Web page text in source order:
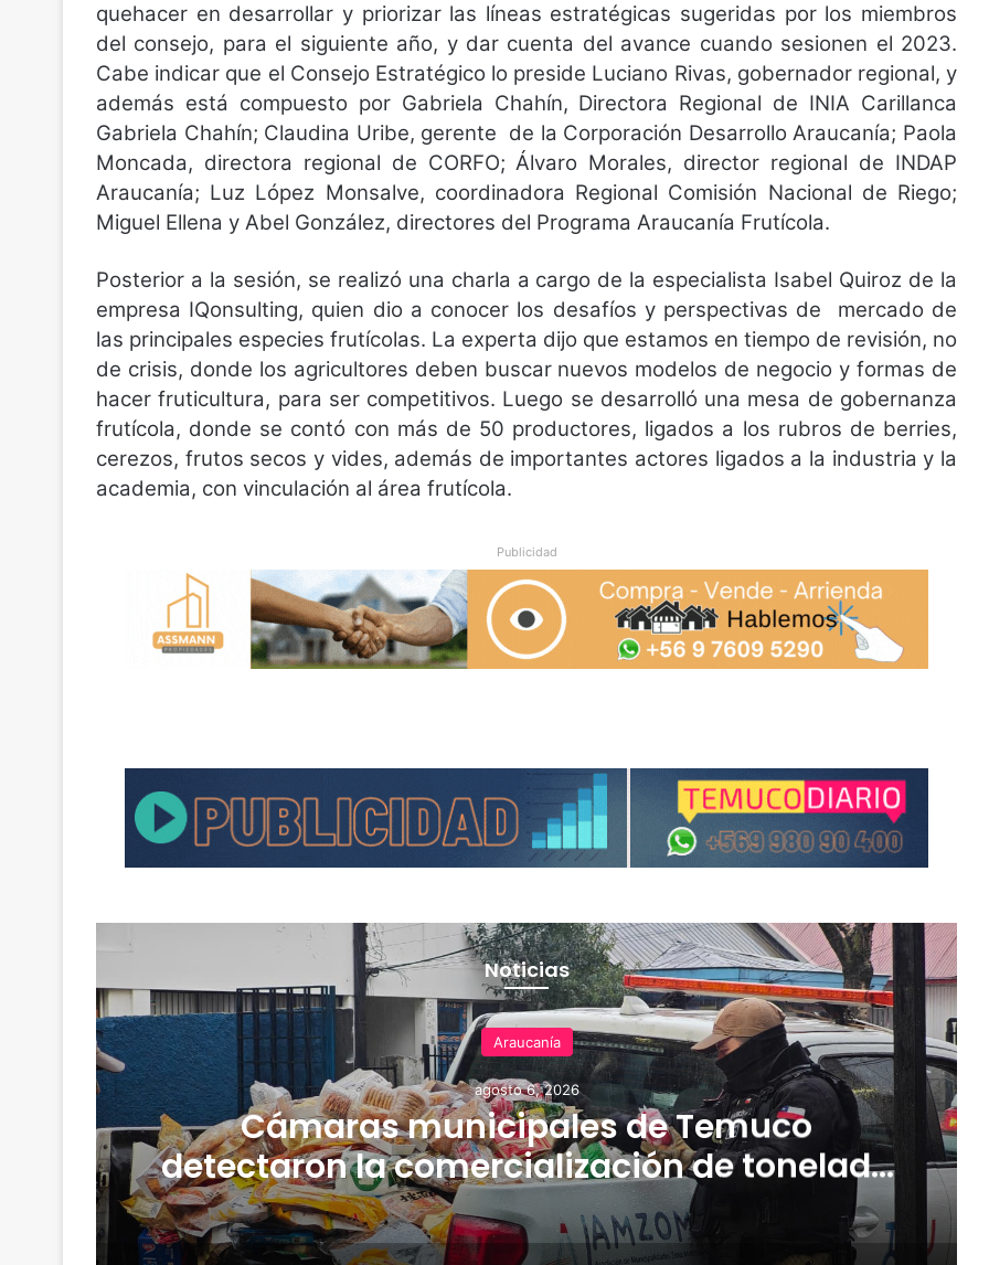
quehacer en desarrollar y priorizar las líneas estratégicas sugeridas por los miembros
del consejo, para el siguiente año, y dar cuenta del avance cuando sesionen el 2023.
Cabe indicar que el Consejo Estratégico lo preside Luciano Rivas, gobernador regional, y
además está compuesto por Gabriela Chahín, Directora Regional de INIA Carillanca
Gabriela Chahín; Claudina Uribe, gerente de la Corporación Desarrollo Araucanía; Paola
Moncada, directora regional de CORFO; Álvaro Morales, director regional de INDAP
Araucanía; Luz López Monsalve, coordinadora Regional Comisión Nacional de Riego;
Miguel Ellena y Abel González, directores del Programa Araucanía Frutícola.
Posterior a la sesión, se realizó una charla a cargo de la especialista Isabel Quiroz de la
empresa IQonsulting, quien dio a conocer los desafíos y perspectivas de mercado de
las principales especies frutícolas. La experta dijo que estamos en tiempo de revisión, no
de crisis, donde los agricultores deben buscar nuevos modelos de negocio y formas de
hacer fruticultura, para ser competitivos. Luego se desarrolló una mesa de gobernanza
frutícola, donde se contó con más de 50 productores, ligados a los rubros de berries,
cerezos, frutos secos y vides, además de importantes actores ligados a la industria y la
academia, con vinculación al área frutícola.
Publicidad
Noticias
Araucanía
agosto 6, 2026
Cámaras municipales de Temuco
detectaron la comercialización de tonelada
y media de mercadería asiática ilegal